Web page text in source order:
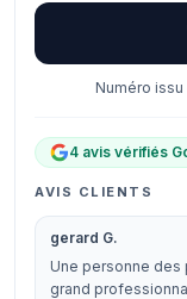
Numéro
4 avis vérifiés
AVIS CLIENTS
gerard G.
Une personne des
grand